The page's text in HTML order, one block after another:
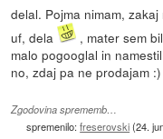
delal. Pojma nimam, zakaj
uf, dela
, mater sem
malo pogooglal in
no, zdaj pa ne prodajam :)
Zgodovina sprememb…
spremenilo:freserovski(24.